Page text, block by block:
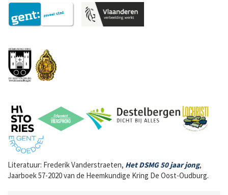
Literatuur: Frederik Vanderstraeten, Het DSMG 50 jaar jong,
Jaarboek 57-2020 van de Heemkundige Kring De Oost-Oudburg.